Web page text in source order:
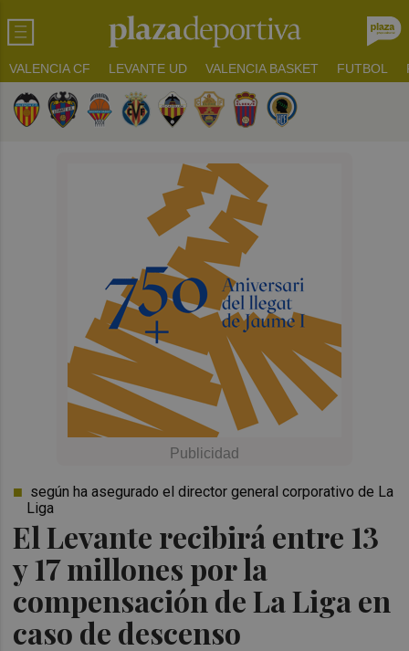
VALENCIA CF LEVANTE UD VALENCIA BASKET FUTBOL
El Levante recibirá entre 13
y 17 millones por la
compensación de La Liga en
caso de descenso
según ha asegurado el director general corporativo de La
Liga